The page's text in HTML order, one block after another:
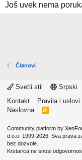
Još uvek nema
Članovi
Svetli stil
Srpski
Kontakt
Pravila i uslovi
Naslovna
R
Community platform by
d.o.o. 1999-2026. Sva prava
bez dozvole.
Krstarica ne snosi